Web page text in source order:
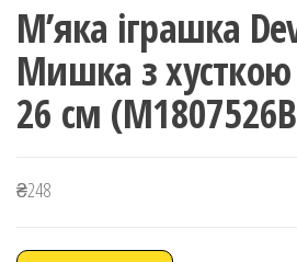
М’яка іграшка
Мишка з
26 см
₴248